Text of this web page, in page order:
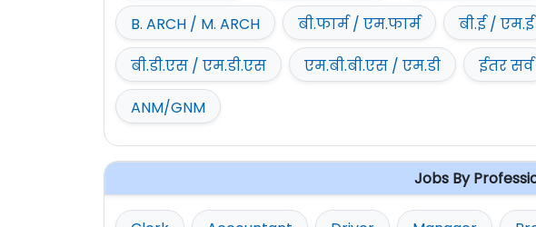
B. ARCH / M. ARCH
बी.फार्म / एम.फार्म बी.ई / एम.ई
बी.डी.एस / एम.डी.एस
एम.बी.बी.एस / एम.डी ईतर सर्व
ANM/GNM
Jobs By